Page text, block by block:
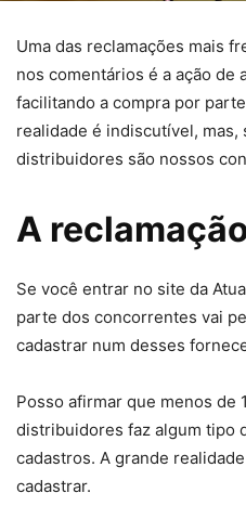
Uma das reclamações mais
nos comentários é a ação
facilitando a compra por
realidade é indiscutível,
distribuidores são nossos
A
Se você entrar no site da
parte dos concorrentes vai
cadastrar num desses
Posso afirmar que menos de
distribuidores faz algum tipo
cadastros. A grande
cadastrar.